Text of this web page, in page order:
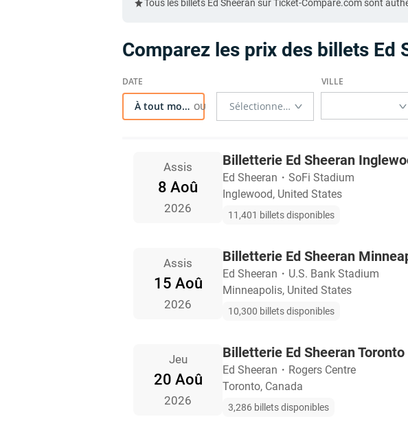
Tous les billets Ed Sheeran sur Ticket-Compare.com sont
Comparez les prix des billets Ed
À tout moment
Assis
8 Aoû
2026
Billetterie Ed Sheeran
Ed Sheeran ・ SoFi Stadium
Inglewood, United States
11,401 billets disponibles
Assis
15 Aoû
2026
Billetterie Ed Sheeran
Ed Sheeran ・ U.S. Bank Stadium
Minneapolis, United States
10,300 billets disponibles
Jeu
20 Aoû
2026
Billetterie Ed Sheeran Toronto
Ed Sheeran ・ Rogers Centre
Toronto, Canada
3,286 billets disponibles